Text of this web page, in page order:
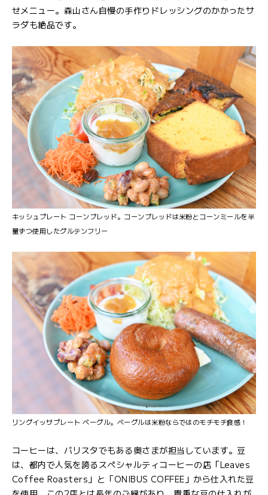
せメニュー。森山さん自慢の手作りドレッシングのかかったサ
ラダも絶品です。
キッシュプレート コーンブレッド。コーンブレッドは米粉とコーンミールを半
量ずつ使用したグルテンフリー
リングイッサプレート ベーグル。ベーグルは米粉ならではのモチモチ食感！
コーヒーは、バリスタでもある奥さまが担当しています。豆
は、都内で人気を誇るスペシャルティコーヒーの店「Leaves
Coffee Roasters」と「ONIBUS COFFEE」から仕入れた豆